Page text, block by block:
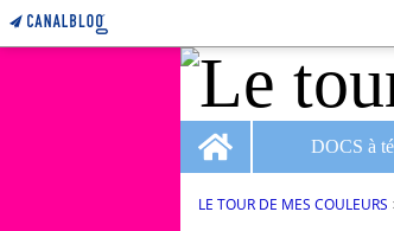
Home
DOCS à
LE TOUR DE MES COULEURS